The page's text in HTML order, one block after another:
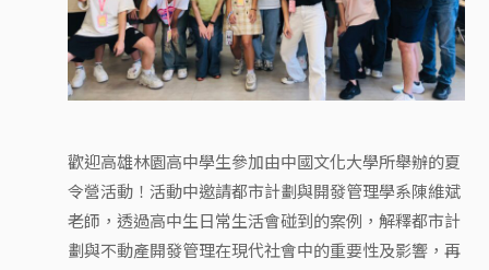
歡迎高雄林園高中學生參加由中國文化大學所舉辦的夏
令營活動！活動中邀請都市計劃與開發管理學系陳維斌
老師，透過高中生日常生活會碰到的案例，解釋都市計
劃與不動產開發管理在現代社會中的重要性及影響，再